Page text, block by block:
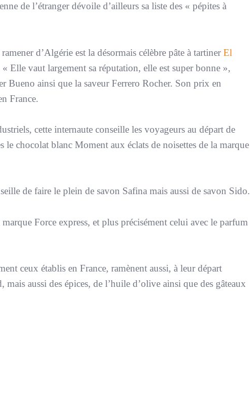
de l’étranger dévoile d’ailleurs sa liste des « pépites à
d’Algérie est la désormais célèbre pâte à tartiner El
Elle vaut largement sa réputation, elle est super bonne »,
Bueno ainsi que la saveur Ferrero Rocher. Son prix en
France.
cette internaute conseille les voyageurs au départ de
le chocolat blanc Moment aux éclats de noisettes de la marque
de faire le plein de savon Safina mais aussi de savon Sido.
Force express, et plus précisément celui avec le parfum
ceux établis en France, ramènent aussi, à leur départ
aussi des épices, de l’huile d’olive ainsi que des gâteaux